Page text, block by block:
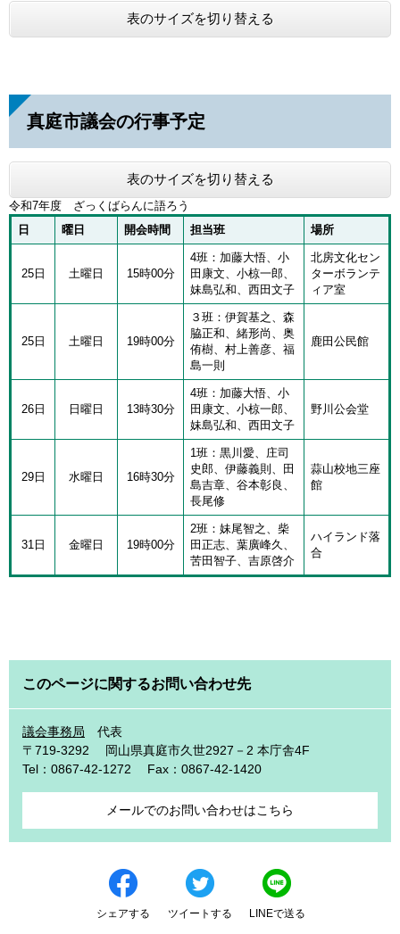
表のサイズを切り替える
真庭市議会の行事予定
表のサイズを切り替える
令和7年度 ざっくばらんに語ろう
日
曜日 開会時間 担当班 場所
25日 土曜日 15時00分
4班：加藤大悟、小
田康文、小椋一郎、
妹島弘和、西田文子
北房文化セン
ターボランテ
ィア室
25日 土曜日 19時00分
３班：伊賀基之、森
脇正和、緒形尚、奥
侑樹、村上善彦、福
島一則
鹿田公民館
26日 日曜日 13時30分
4班：加藤大悟、小
田康文、小椋一郎、
妹島弘和、西田文子
野川公会堂
29日 水曜日 16時30分
1班：黒川愛、庄司
史郎、伊藤義則、田
島吉章、谷本彰良、
長尾修
蒜山校地三座
館
31日 金曜日 19時00分
2班：妹尾智之、柴
田正志、葉廣峰久、
苦田智子、吉原啓介
ハイランド落
合
このページに関するお問い合わせ先
議会事務局
代表
〒719-3292
岡山県真庭市久世2927－2 本庁舎4F
Tel：0867-42-1272
Fax：0867-42-1420
メールでのお問い合わせはこちら
シェアする ツイートする LINEで送る